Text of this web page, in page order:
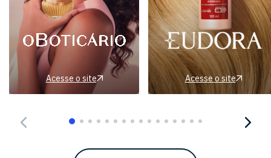
Acesse o site Acesse o site